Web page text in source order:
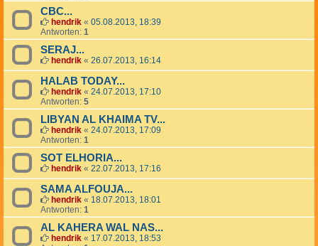
CBC...
hendrik « 05.08.2013, 18:39
Antworten: 1
SERAJ...
hendrik « 26.07.2013, 16:14
HALAB TODAY...
hendrik « 24.07.2013, 17:10
Antworten: 5
LIBYAN AL KHAIMA TV...
hendrik « 24.07.2013, 17:09
Antworten: 1
SOT ELHORIA...
hendrik « 22.07.2013, 17:16
SAMA ALFOUJA...
hendrik « 18.07.2013, 18:01
Antworten: 1
AL KAHERA WAL NAS...
hendrik « 17.07.2013, 18:53